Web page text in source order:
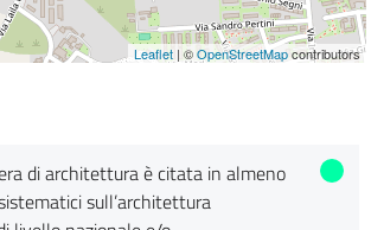
Leaflet | ©OpenStreetMapcontributors
di architettura è citata in almeno
sull’architettura